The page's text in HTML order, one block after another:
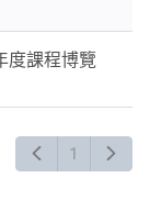
度課程博覽
1